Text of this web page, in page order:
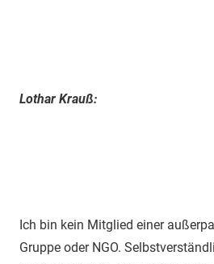
Lothar Krauß:
Ich bin kein Mitglied einer
Gruppe oder NGO.